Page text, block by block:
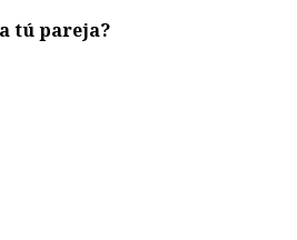
tú pareja?